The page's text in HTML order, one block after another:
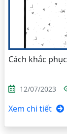
Cách khắc
12/07/2023
Xem chi tiết